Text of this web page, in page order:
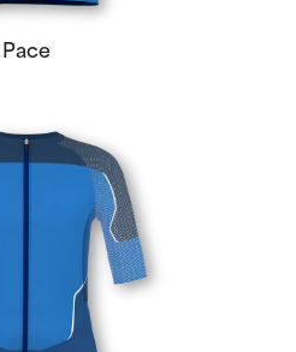
Pace